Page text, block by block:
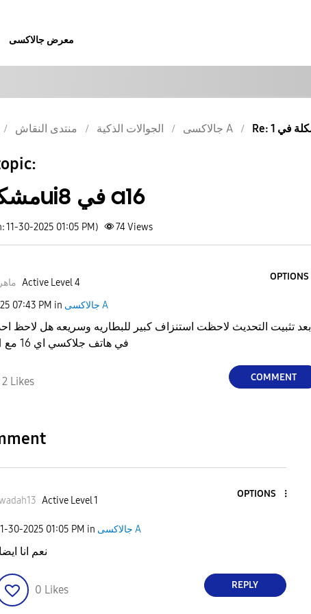
معرض جالاكسى
منتدى النقاش الجوالات الذكية جالاكسى A
مشكلة في 1ui8 في a16
11-30-2025 01:05 PM) 74Views
Active Level 4
OPTIONS
07:43 PM in جالاكسى A
بعد تثبيت التحديث لاحظت استنزاف كبير للبطاريه وسريعه هل لاحظ
في هاتف جلاكسي اي 16 مع 1 يو اي 8
2 Likes COMMENT
Active Level 1
OPTIONS
30-2025 01:05 PM in جالاكسى A
نعم انا
0 Likes REPLY